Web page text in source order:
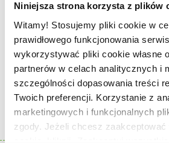
Niniejsza strona korzysta z plików
Witamy! Stosujemy pliki cookie w
prawidłowego funkcjonowania
wykorzystywać pliki cookie własne
partnerów w celach analitycznych i
szczególności dopasowania treści
Twoich preferencji. Korzystanie z
marketingowych i funkcjonalnych
zgody. Jeżeli chcesz
cookie, kliknij „Zaakceptuj
4.Marchewkę obierz, umyj i pokrój w
warzyw. Pomidorki koktajlowe przekrój na
wyłóż do dużej miski. Dodaj pokrojoną
koktajlowe. Zalej fixem do sałatek
na opakowaniu. Śmietanę ubij. Następnie
natkę i odrobinę soli i pieprzu. Delikatnie
talerzu obok makaronu i sałatki. Na
śmietany. Smacznego!